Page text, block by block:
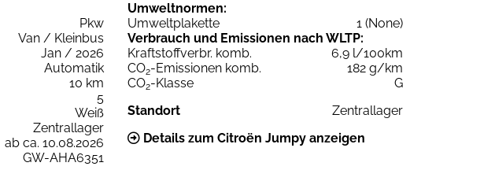
Pkw
Van / Kleinbus
Jan / 2026
Automatik
10 km
5
Weiß
Zentrallager
ab ca. 10.08.2026
GW-AHA6351
Umweltnormen:
Umweltplakette
1 (None)
Verbrauch und Emissionen nach WLTP:
Kraftstoffverbr. komb.
6,9 l/100km
CO2-Emissionen komb.
182 g/km
CO2-Klasse
G
Standort
Zentrallager
Details zum Citroën Jumpy anzeigen